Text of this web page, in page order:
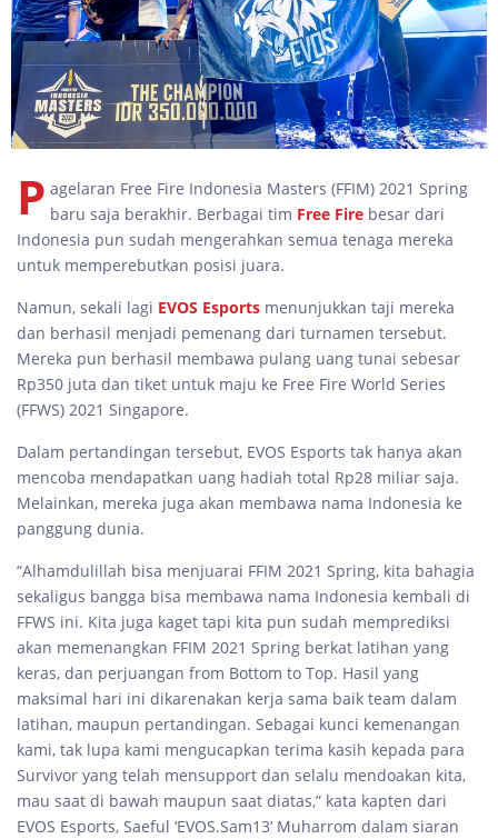
P agelaran Free Fire Indonesia Masters (FFIM) 2021 Spring
baru saja berakhir. Berbagai tim Free Fire besar dari
Indonesia pun sudah mengerahkan semua tenaga mereka
untuk memperebutkan posisi juara.
Namun, sekali lagi EVOS Esports menunjukkan taji mereka
dan berhasil menjadi pemenang dari turnamen tersebut.
Mereka pun berhasil membawa pulang uang tunai sebesar
Rp350 juta dan tiket untuk maju ke Free Fire World Series
(FFWS) 2021 Singapore.
Dalam pertandingan tersebut, EVOS Esports tak hanya akan
mencoba mendapatkan uang hadiah total Rp28 miliar saja.
Melainkan, mereka juga akan membawa nama Indonesia ke
panggung dunia.
“Alhamdulillah bisa menjuarai FFIM 2021 Spring, kita bahagia
sekaligus bangga bisa membawa nama Indonesia kembali di
FFWS ini. Kita juga kaget tapi kita pun sudah memprediksi
akan memenangkan FFIM 2021 Spring berkat latihan yang
keras, dan perjuangan from Bottom to Top. Hasil yang
maksimal hari ini dikarenakan kerja sama baik team dalam
latihan, maupun pertandingan. Sebagai kunci kemenangan
kami, tak lupa kami mengucapkan terima kasih kepada para
Survivor yang telah mensupport dan selalu mendoakan kita,
mau saat di bawah maupun saat diatas,” kata kapten dari
EVOS Esports, Saeful ‘EVOS.Sam13’ Muharrom dalam siaran